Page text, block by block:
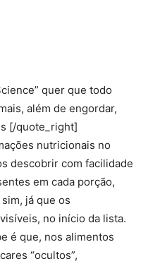
quer que todo
além de engordar,
[/quote_right]
nutricionais no
descobrir com facilidade
em cada porção,
já que os
no início da lista.
é que, nos alimentos
“ocultos”,